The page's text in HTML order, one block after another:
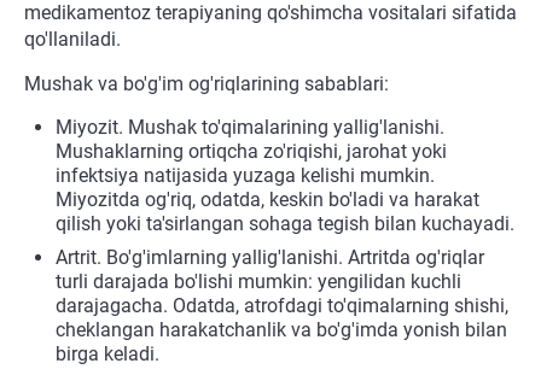
medikamentoz terapiyaning qo'shimcha vositalari sifatida
qo'llaniladi.
Mushak va bo'g'im og'riqlarining sabablari:
Miyozit. Mushak to'qimalarining yallig'lanishi.
Mushaklarning ortiqcha zo'riqishi, jarohat yoki
infektsiya natijasida yuzaga kelishi mumkin.
Miyozitda og'riq, odatda, keskin bo'ladi va harakat
qilish yoki ta'sirlangan sohaga tegish bilan kuchayadi.
Artrit. Bo'g'imlarning yallig'lanishi. Artritda og'riqlar
turli darajada bo'lishi mumkin: yengilidan kuchli
darajagacha. Odatda, atrofdagi to'qimalarning shishi,
cheklangan harakatchanlik va bo'g'imda yonish bilan
birga keladi.